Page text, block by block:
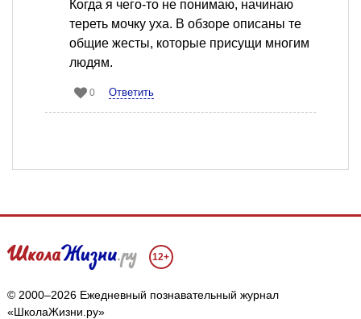
Когда я чего-то не понимаю, начинаю
тереть мочку уха. В обзоре описаны те
общие жесты, которые присущи многим
людям.
0 Ответить
12+
© 2000–2026 Ежедневный познавательный журнал
«ШколаЖизни.ру»